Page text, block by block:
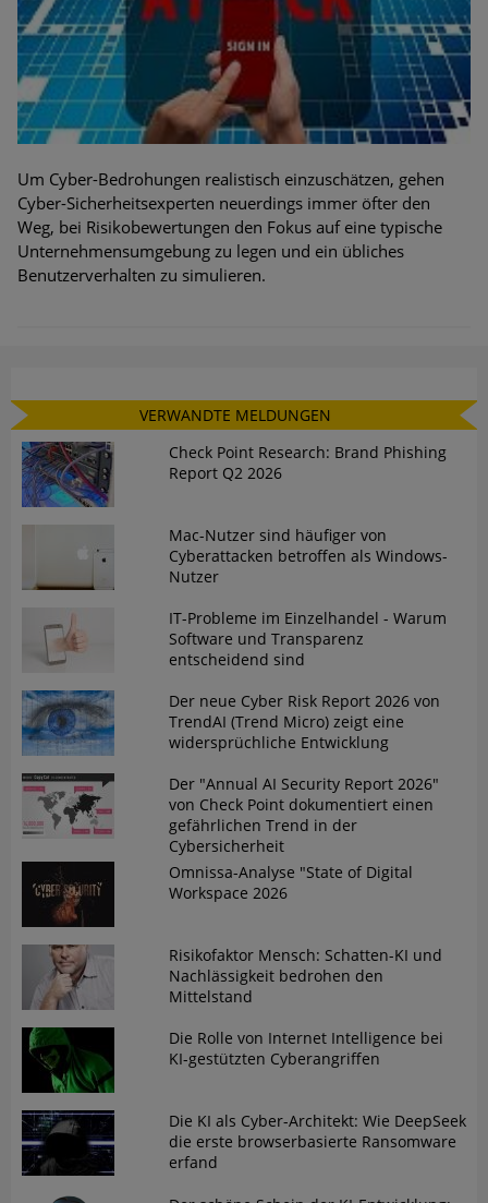
Um Cyber-Bedrohungen realistisch einzuschätzen, gehen
Cyber-Sicherheitsexperten neuerdings immer öfter den
Weg, bei Risikobewertungen den Fokus auf eine typische
Unternehmensumgebung zu legen und ein übliches
Benutzerverhalten zu simulieren.
VERWANDTE MELDUNGEN
Check Point Research: Brand Phishing
Report Q2 2026
Mac-Nutzer sind häufiger von
Cyberattacken betroffen als Windows-
Nutzer
IT-Probleme im Einzelhandel - Warum
Software und Transparenz
entscheidend sind
Der neue Cyber Risk Report 2026 von
TrendAI (Trend Micro) zeigt eine
widersprüchliche Entwicklung
Der "Annual AI Security Report 2026"
von Check Point dokumentiert einen
gefährlichen Trend in der
Cybersicherheit
Omnissa-Analyse "State of Digital
Workspace 2026
Risikofaktor Mensch: Schatten-KI und
Nachlässigkeit bedrohen den
Mittelstand
Die Rolle von Internet Intelligence bei
KI-gestützten Cyberangriffen
Die KI als Cyber-Architekt: Wie DeepSeek
die erste browserbasierte Ransomware
erfand